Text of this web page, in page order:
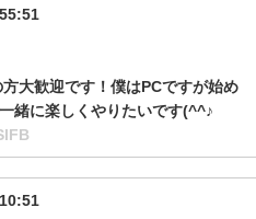
大歓迎です！僕はPCですが始め
緒に楽しくやりたいです(^^♪